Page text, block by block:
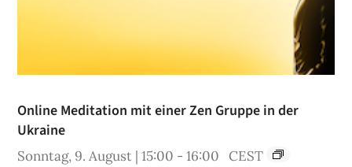
Online Meditation mit einer Zen Gruppe in der
Ukraine
Sonntag, 9. August | 15:00 -16:00 CEST